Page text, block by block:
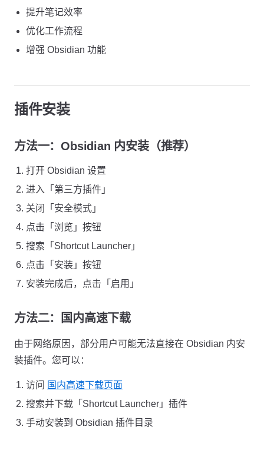
提升笔记效率
优化工作流程
增强 Obsidian 功能
插件安装
方法一：Obsidian 内安装（推荐）
打开 Obsidian 设置
进入「第三方插件」
关闭「安全模式」
点击「浏览」按钮
搜索「Shortcut Launcher」
点击「安装」按钮
安装完成后，点击「启用」
方法二：国内高速下载
由于网络原因，部分用户可能无法直接在 Obsidian 内安
装插件。您可以：
访问 国内高速下载页面
搜索并下载「Shortcut Launcher」插件
手动安装到 Obsidian 插件目录